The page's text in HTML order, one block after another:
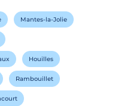
Mantes-la-Jolie
Houilles
Rambouillet